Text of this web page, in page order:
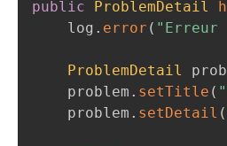
public
ProblemDetail
    log
. error ( "Erreur
ProblemDetail
    problem
. setTitle (
    problem
. setDetail (